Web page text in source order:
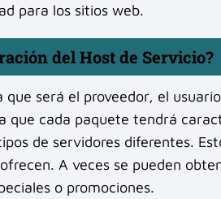
para los sitios web.
del Host de Servicio?
que será el proveedor, el
que cada paquete tendrá
de servidores diferentes.
A veces se pueden
o promociones.